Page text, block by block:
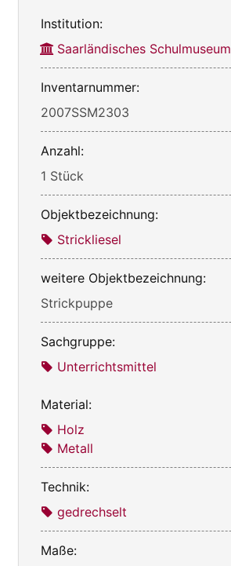
Institution:
Saarländisches Schulmuseum
Inventarnummer:
2007SSM2303
Anzahl:
1 Stück
Objektbezeichnung:
Strickliesel
weitere Objektbezeichnung:
Strickpuppe
Sachgruppe:
Unterrichtsmittel
Material:
Holz
Metall
Technik:
gedrechselt
Maße: